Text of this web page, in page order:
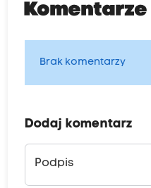
Komentarze
Brak komentarzy
Dodaj komentarz
Podpis